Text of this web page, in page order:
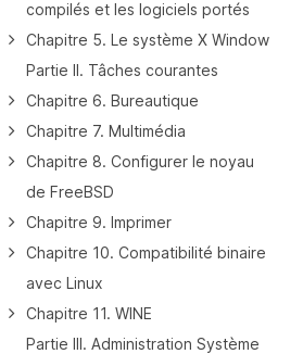
compilés et les logiciels portés
Chapitre 5. Le système X Window
Partie II. Tâches courantes
Chapitre 6. Bureautique
Chapitre 7. Multimédia
Chapitre 8. Configurer le noyau
de FreeBSD
Chapitre 9. Imprimer
Chapitre 10. Compatibilité binaire
avec Linux
Chapitre 11. WINE
Partie III. Administration Système